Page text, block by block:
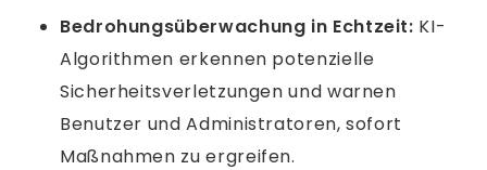
Bedrohungsüberwachung in Echtzeit: KI-
Algorithmen erkennen potenzielle
Sicherheitsverletzungen und warnen
Benutzer und Administratoren, sofort
Maßnahmen zu ergreifen.